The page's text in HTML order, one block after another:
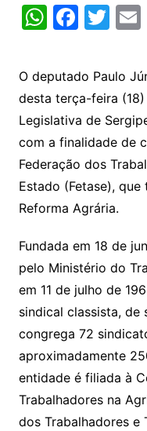
W
at
s
A
p
p
F
c
e
b
o
o
k
T
itt
er
E
l
O deputado Paulo
desta terça-feira
Legislativa de
com a finalidade de
Federação dos
Estado (Fetase),
Reforma Agrária.
Fundada em 18 de
pelo Ministério do
em 11 de julho de
sindical classista, de
congrega 72
aproximadamente
entidade é filiada à
Trabalhadores na
dos Trabalhadores e